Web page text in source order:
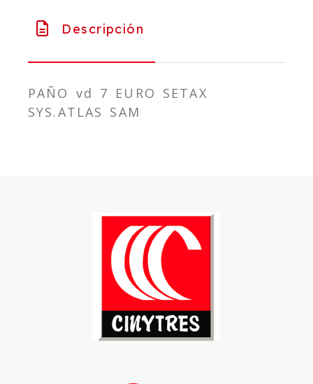
Descripción
PAÑO vd 7 EURO SETAX
SYS.ATLAS SAM